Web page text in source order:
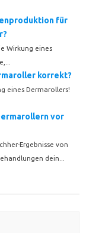
für
Wirkung eines
korrekt?
eines Dermarollers!
vor
Ergebnisse von
dein...